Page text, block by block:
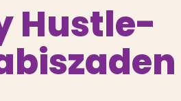
Hustle-